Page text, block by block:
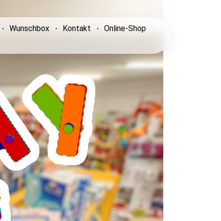
Wunschbox Kontakt Online-Shop